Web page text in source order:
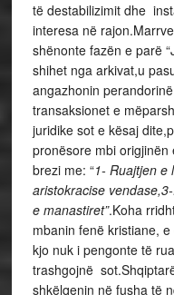
të destabilizimit dhe
interesa në
shënonte fazën e parë
shihet nga arkivat,u
angazhonin
transaksionet e
juridike sot e kësaj
pronësore mbi
brezi me: “1- Ruajtjen e
aristokracise
e manastiret”.Koha
mbanin fenë kristiane,
kjo nuk i pengonte të
trashgojnë
shkëlqenin në fusha të